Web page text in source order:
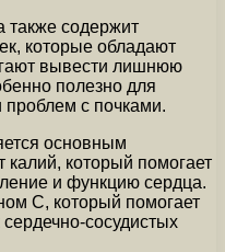
также содержит
которые обладают
вывести лишнюю
полезно для
с почками.
основным
калий, который помогает
и функцию сердца.
С, который помогает
сосудистых